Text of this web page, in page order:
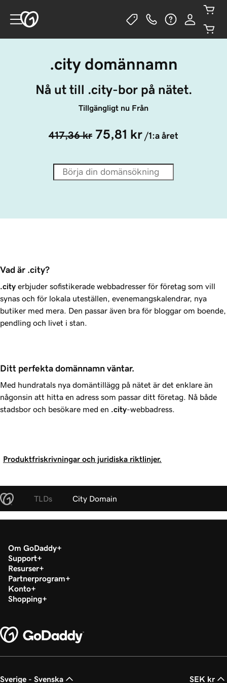
.city domännamn
Nå ut till .city-bor på nätet.
Tillgängligt nu Från
417,36 kr 75,81 kr /1:a året
Vad är .city?
.city erbjuder sofistikerade webbadresser för företag som vill
synas och för lokala uteställen, evenemangskalendrar, nya
butiker med mera. Den passar även bra för bloggar om boende,
pendling och livet i stan.
Ditt perfekta domännamn väntar.
Med hundratals nya domäntillägg på nätet är det enklare än
någonsin att hitta en adress som passar ditt företag. Nå både
stadsbor och besökare med en .city-webbadress.
Produktfriskrivningar och juridiska riktlinjer.
TLDs City Domain
Om GoDaddy
Support
Resurser
Partnerprogram
Konto
Shopping
Sverige - Svenska SEK kr